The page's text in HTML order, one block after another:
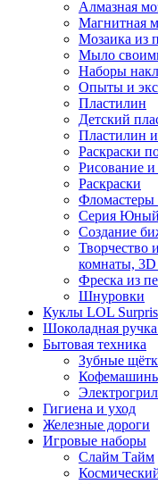
Алмазная
Магнитная
Мозаика из
Мыло
Наборы
Опыты и
Пластилин
Детский
Пластилин
Раскраски
Рисование и
Раскраски
Серия Юный
Создание
Творчество
комнаты,
Фреска из
Шнуровки
Куклы LOL
Шоколадная
Бытовая техника
Зубные
Гигиена и уход
Железные дороги
Игровые наборы
Слайм Тайм